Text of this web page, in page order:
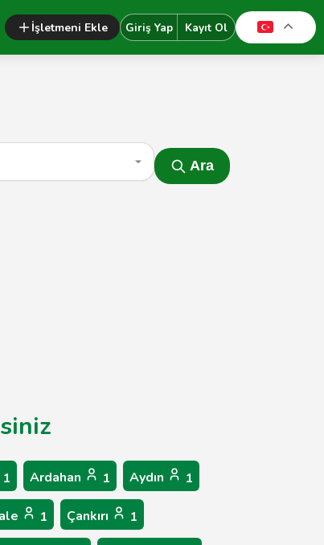
İşletmeni Ekle Giriş Yap Kayıt Ol
Ara
1 Ardahan 1 Aydın 1
1 Çankırı 1